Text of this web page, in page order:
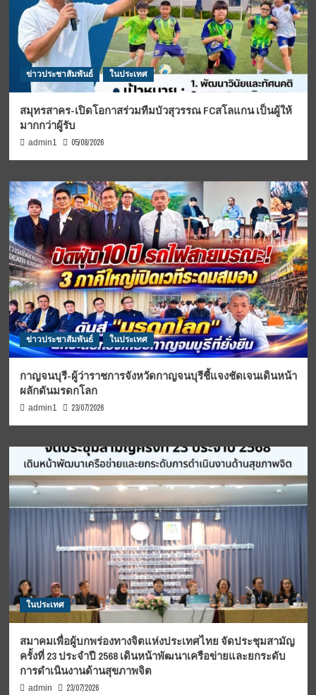
ข่าวประชาสัมพันธ์ ในประเทศ
สมุทรสาคร-เปิดโอกาสร่วมทีมบัวสุวรรณ FCสโลแกน เป็นผู้ให้
มากกว่าผู้รับ
admin1 05/08/2026
ข่าวประชาสัมพันธ์ ในประเทศ
กาญจนบุรี-ผู้ว่าราชการจังหวัดกาญจนบุรีชี้แจงชัดเจนเดินหน้า
ผลักดันมรดกโลก
admin1 23/07/2026
ในประเทศ
สมาคมเพื่อผู้บกพร่องทางจิตแห่งประเทศไทย จัดประชุมสามัญ
ครั้งที่ 23 ประจำปี 2568 เดินหน้าพัฒนาเครือข่ายและยกระดับ
การดำเนินงานด้านสุขภาพจิต
admin 23/07/2026